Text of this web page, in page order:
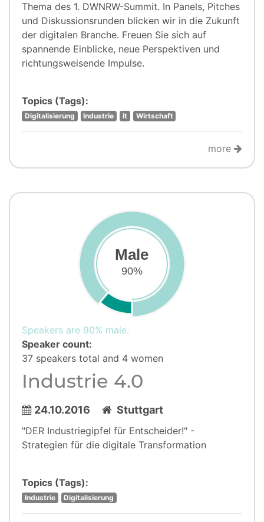
Thema des 1. DWNRW-Summit. In Panels, Pitches
und Diskussionsrunden blicken wir in die Zukunft
der digitalen Branche. Freuen Sie sich auf
spannende Einblicke, neue Perspektiven und
richtungsweisende Impulse.
Topics (Tags):
Digitalisierung Industrie it Wirtschaft
more
Male
90%
Speakers are 90% male.
Speaker count:
37 speakers total and 4 women
Industrie 4.0
24.10.2016 Stuttgart
"DER Industriegipfel für Entscheider!" -
Strategien für die digitale Transformation
Topics (Tags):
Industrie Digitalisierung